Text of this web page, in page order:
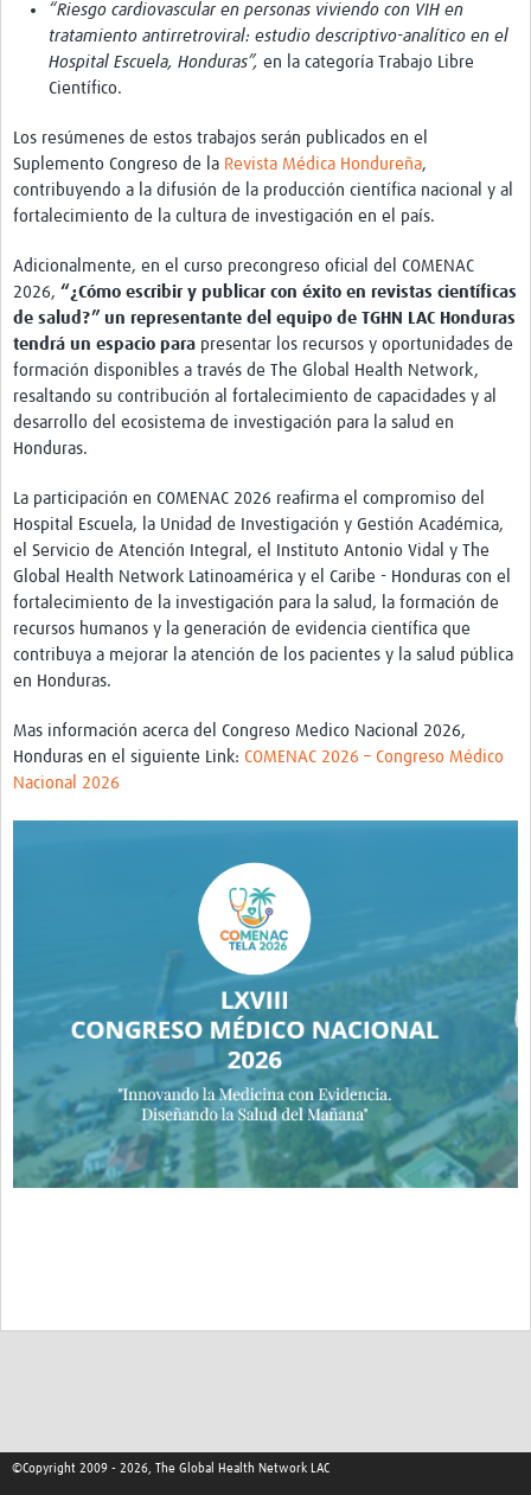
Pathfinder Perú
Pathfinder Republica Dominicana
LAC Foro
Impacto
“Riesgo cardiovascular en personas viviendo con VIH en
tratamiento antirretroviral: estudio descriptivo-analítico en el
Hospital Escuela, Honduras”, en la categoría Trabajo Libre
Científico.
Los resúmenes de estos trabajos serán publicados en el
Suplemento Congreso de la Revista Médica Hondureña,
contribuyendo a la difusión de la producción científica nacional y al
fortalecimiento de la cultura de investigación en el país.
Adicionalmente, en el curso precongreso oficial del COMENAC
2026, “¿Cómo escribir y publicar con éxito en revistas científicas
de salud?” un representante del equipo de TGHN LAC Honduras
tendrá un espacio para presentar los recursos y oportunidades de
formación disponibles a través de The Global Health Network,
resaltando su contribución al fortalecimiento de capacidades y al
desarrollo del ecosistema de investigación para la salud en
Honduras.
La participación en COMENAC 2026 reafirma el compromiso del
Hospital Escuela, la Unidad de Investigación y Gestión Académica,
el Servicio de Atención Integral, el Instituto Antonio Vidal y The
Global Health Network Latinoamérica y el Caribe - Honduras con el
fortalecimiento de la investigación para la salud, la formación de
recursos humanos y la generación de evidencia científica que
contribuya a mejorar la atención de los pacientes y la salud pública
en Honduras.
Mas información acerca del Congreso Medico Nacional 2026,
Honduras en el siguiente Link: COMENAC 2026 – Congreso Médico
Nacional 2026
©Copyright 2009 - 2026, The Global Health Network LAC